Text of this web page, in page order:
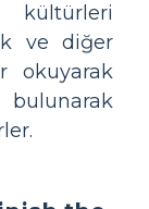
kültürleri
ve diğer
okuyarak
bulunarak